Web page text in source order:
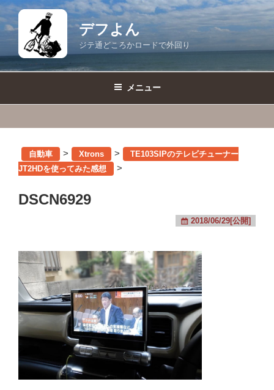
コ
ン
デフよん
ジテ通どころかロードで外回り
メニュー
自動車 > Xtrons >
TE103SIPのテレビチューナー
JT2HDを使ってみた感想
>
DSCN6929
2018/06/29[公開]